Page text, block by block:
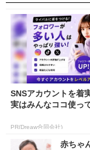
SNSアカウントを着
実はみんなココ使っ
PR(Dreaw合同会社)
赤ちゃ